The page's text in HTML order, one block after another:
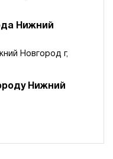
Нижний
Новгород г,
Нижний